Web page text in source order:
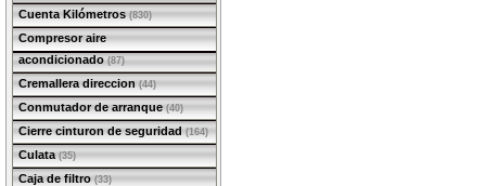
Cuenta Kilómetros (830)
Compresor aire
acondicionado(87)
Cremallera direccion (44)
Conmutador de arranque (40)
Cierre cinturon de seguridad (164)
Culata (35)
Caja de filtro (33)